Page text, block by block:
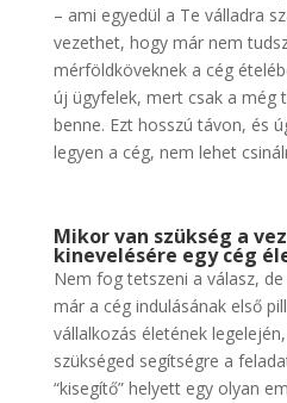
– ami egyedül a Te válladra
vezethet, hogy már nem
mérföldköveknek a cég
új ügyfelek, mert csak a még
benne. Ezt hosszú távon, és
legyen a cég, nem lehet
Mikor van szükség a
kinevelésére egy cég
Nem fog tetszeni a válasz,
már a cég indulásának első
vállalkozás életének
szükséged segítségre a
“kisegítő” helyett egy olyan